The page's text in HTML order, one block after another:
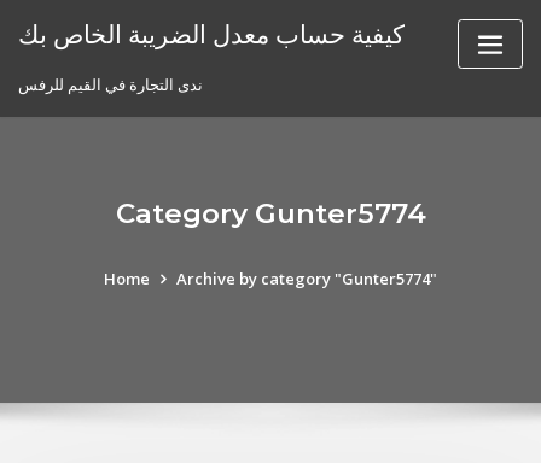
كيفية حساب معدل الضريبة الخاص بك
ندى التجارة في القيم للرفس
Category Gunter5774
Home Archive by category "Gunter5774"